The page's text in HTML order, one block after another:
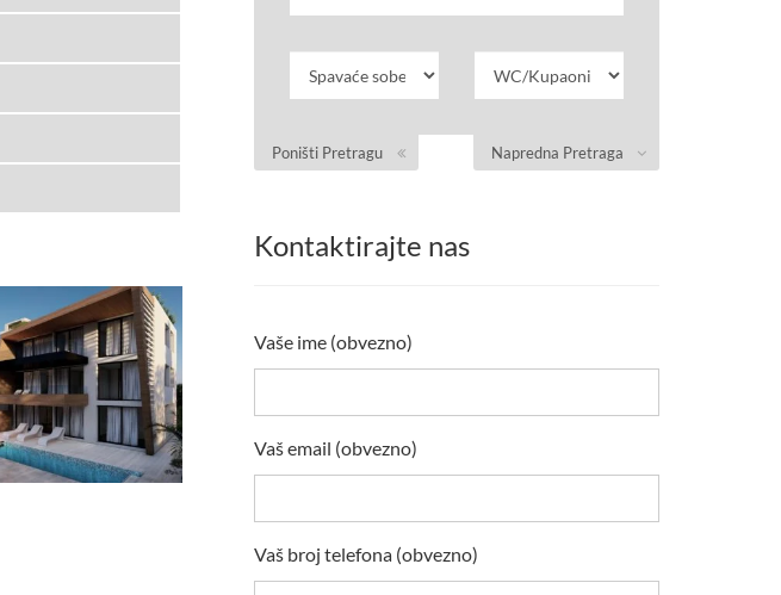
Napredna Pretraga
Poništi Pretragu
Kontaktirajte nas
Vaše ime (obvezno)
Vaš email (obvezno)
Vaš broj telefona (obvezno)